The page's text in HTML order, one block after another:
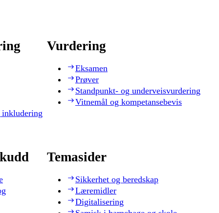
Vurdering
Eksamen
Prøver
Standpunkt- og underveisvurdering
Vitnemål og kompetansebevis
Temasider
Sikkerhet og beredskap
Læremidler
Digitalisering